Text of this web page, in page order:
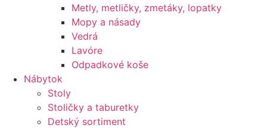
Metly, metličky, zmetáky, lopatky
Mopy a násady
Vedrá
Lavóre
Odpadkové koše
Nábytok
Stoly
Stoličky a taburetky
Detský sortiment